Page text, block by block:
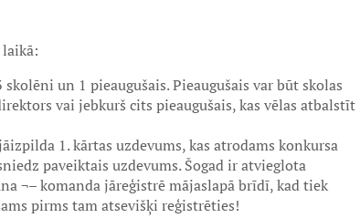
un 1 pieaugušais. Pieaugušais var būt skolas
vai jebkurš cits pieaugušais, kas vēlas atbalstīt
1. kārtas uzdevums, kas atrodams konkursa
paveiktais uzdevums. Šogad ir atvieglota
¬– komanda jāreģistrē mājaslapā brīdī, kad tiek
pirms tam atsevišķi reģistrēties!